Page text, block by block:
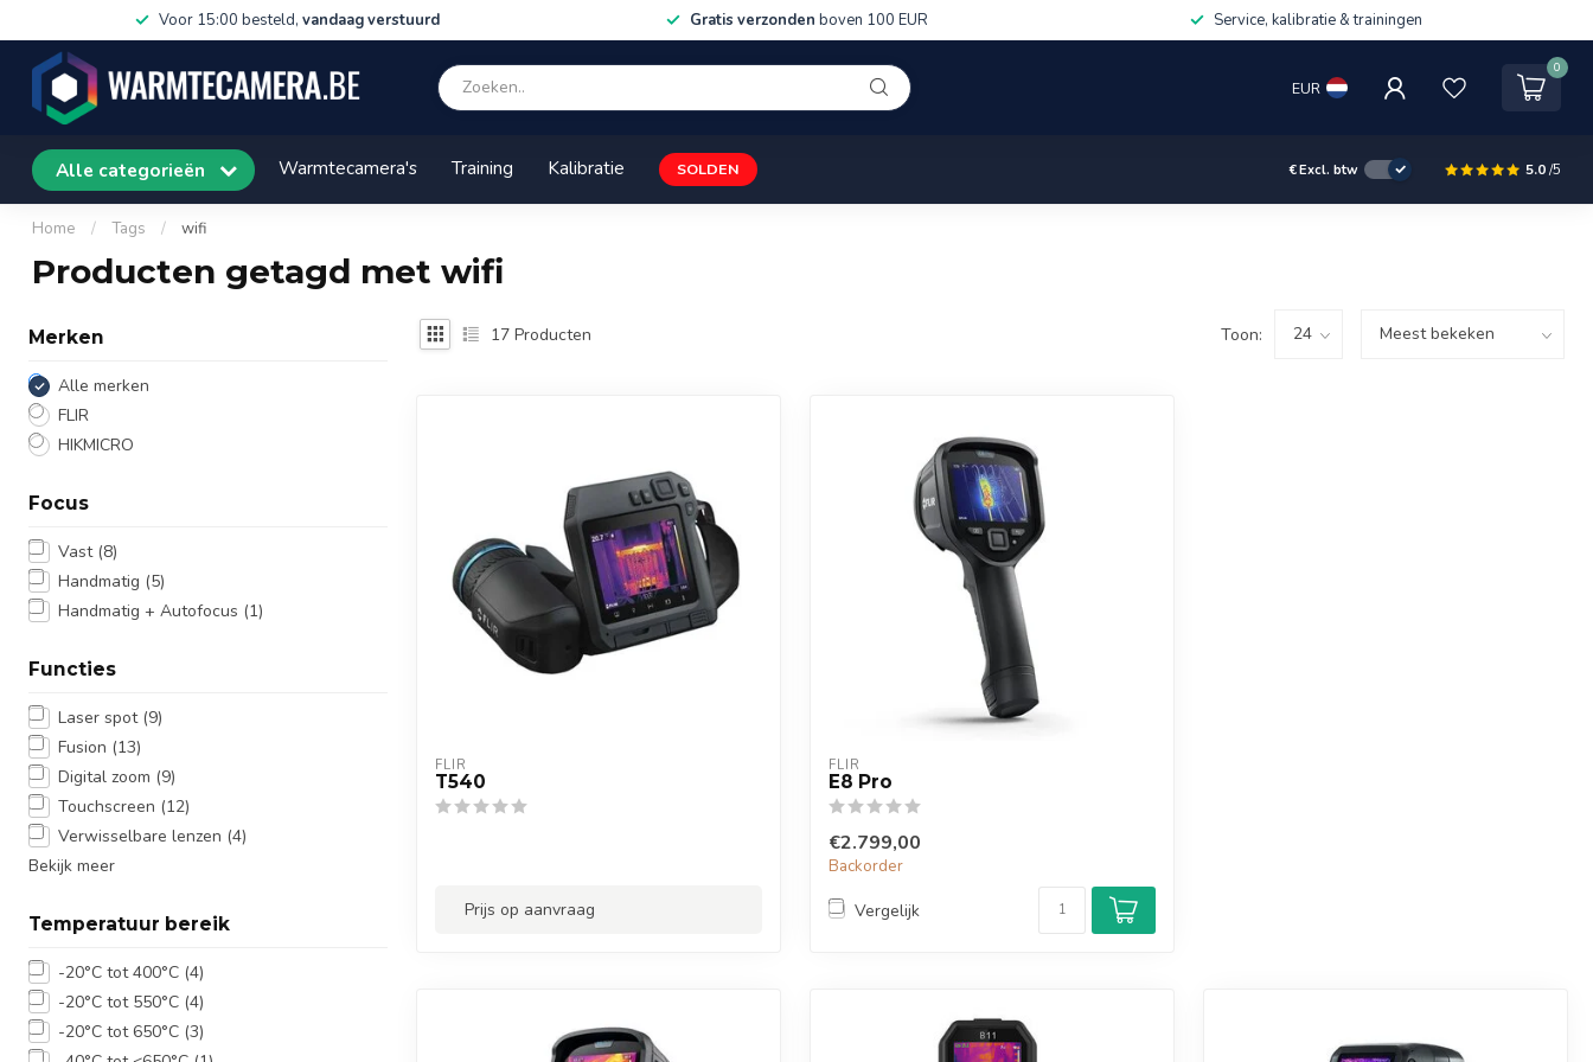
Voor 15:00 besteld, vandaag verstuurd Gratis verzonden boven 100 EUR Service, kalibratie & trainingen
EUR
0
Alle categorieën Warmtecamera's Training Kalibratie SOLDEN €Excl. btw 5.0/5
Home / Tags / wifi
Producten getagd met wifi
Merken
Alle merken
FLIR
HIKMICRO
Focus
Vast (8)
Handmatig (5)
Handmatig + Autofocus (1)
Functies
Laser spot (9)
Fusion (13)
Digital zoom (9)
Touchscreen (12)
Verwisselbare lenzen (4)
Bekijk meer
Temperatuur bereik
-20°C tot 400°C (4)
-20°C tot 550°C (4)
-20°C tot 650°C (3)
17 Producten Toon:
FLIR
T540
Prijs op aanvraag
FLIR
E8 Pro
€2.799,00
Backorder
Vergelijk